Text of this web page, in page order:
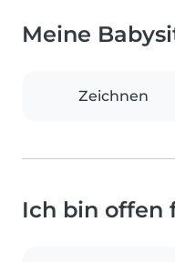
Meine
Zeichnen
Ich bin offen